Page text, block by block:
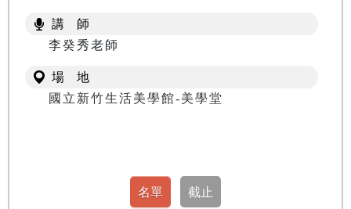
講 師
李癸秀老師
場 地
國立新竹生活美學館-美學堂